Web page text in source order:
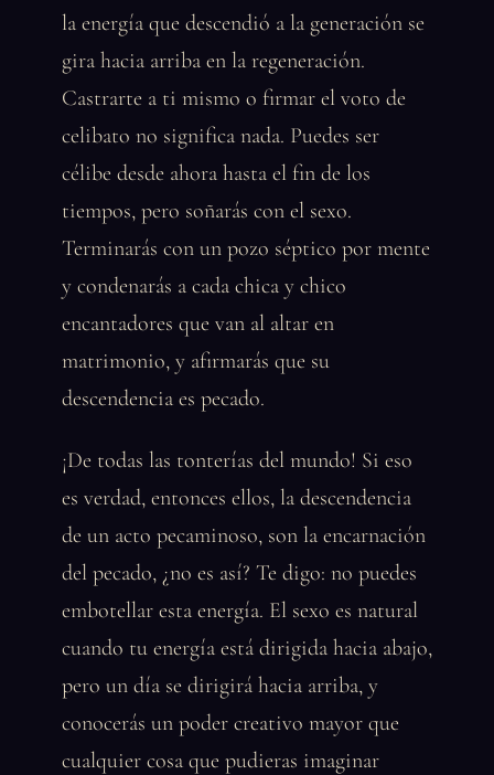
la energía que descendió a la generación se
gira hacia arriba en la regeneración.
Castrarte a ti mismo o firmar el voto de
celibato no significa nada. Puedes ser
célibe desde ahora hasta el fin de los
tiempos, pero soñarás con el sexo.
Terminarás con un pozo séptico por mente
y condenarás a cada chica y chico
encantadores que van al altar en
matrimonio, y afirmarás que su
descendencia es pecado.
¡De todas las tonterías del mundo! Si eso
es verdad, entonces ellos, la descendencia
de un acto pecaminoso, son la encarnación
del pecado, ¿no es así? Te digo: no puedes
embotellar esta energía. El sexo es natural
cuando tu energía está dirigida hacia abajo,
pero un día se dirigirá hacia arriba, y
conocerás un poder creativo mayor que
cualquier cosa que pudieras imaginar